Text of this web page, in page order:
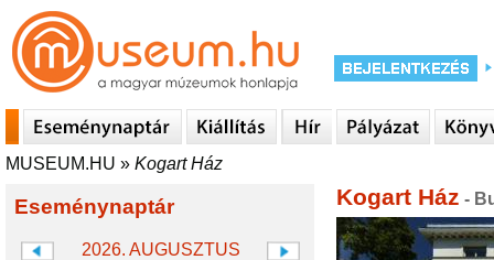
MUSEUM.HU » Kogart Ház
Eseménynaptár
2026. AUGUSZTUS
Kogart Ház -